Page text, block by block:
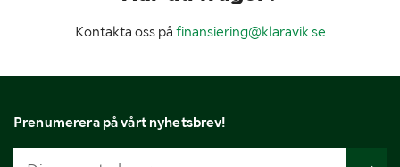
Kontakta oss på finansiering@klaravik.se
Prenumerera på vårt nyhetsbrev!